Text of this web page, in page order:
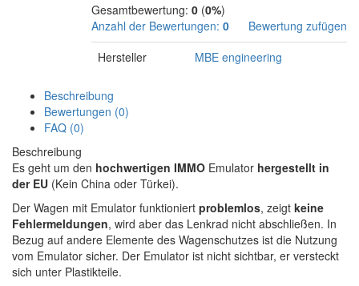
Gesamtbewertung: 0 (0%)
Anzahl der Bewertungen: 0
Bewertung zufügen
Hersteller
MBE engineering
Beschreibung
Bewertungen (0)
FAQ (0)
Beschreibung
Es geht um den hochwertigen IMMO Emulator hergestellt in
der EU (Kein China oder Türkei).
Der Wagen mit Emulator funktioniert problemlos, zeigt keine
Fehlermeldungen, wird aber das Lenkrad nicht abschließen. In
Bezug auf andere Elemente des Wagenschutzes ist die Nutzung
vom Emulator sicher. Der Emulator ist nicht sichtbar, er versteckt
sich unter Plastikteile.